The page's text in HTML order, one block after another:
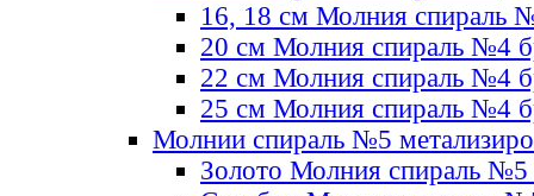
16, 18 см Молния спираль
20 см Молния спираль №4
22 см Молния спираль №4
25 см Молния спираль №4
Молнии спираль №5
Золото Молния спираль №5